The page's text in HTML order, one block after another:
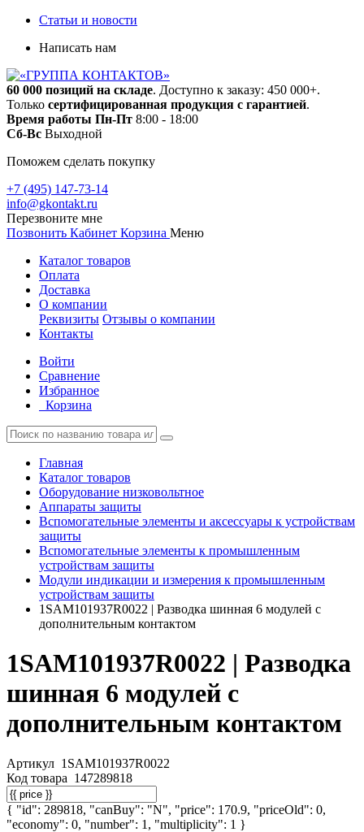
Статьи и новости
Написать нам
60 000 позиций на складе. Доступно к заказу: 450 000+.
Только сертифицированная продукция с гарантией.
Время работы Пн-Пт 8:00 - 18:00
Сб-Вс Выходной
Поможем сделать покупку
+7 (495) 147-73-14
info@gkontakt.ru
Перезвоните мне
Позвонить Кабинет Корзина Меню
Каталог товаров
Оплата
Доставка
О компании
Реквизиты Отзывы о компании
Контакты
Войти
Сравнение
Избранное
Корзина
Главная
Каталог товаров
Оборудование низковольтное
Аппараты защиты
Вспомогательные элементы и аксессуары к устройствам
защиты
Вспомогательные элементы к промышленным
устройствам защиты
Модули индикации и измерения к промышленным
устройствам защиты
1SAM101937R0022 | Разводка шинная 6 модулей с
дополнительным контактом
1SAM101937R0022 | Разводка
шинная 6 модулей с
дополнительным контактом
Артикул 1SAM101937R0022
Код товара 147289818
{ "id": 289818, "canBuy": "N", "price": 170.9, "priceOld": 0,
"economy": 0, "number": 1, "multiplicity": 1 }